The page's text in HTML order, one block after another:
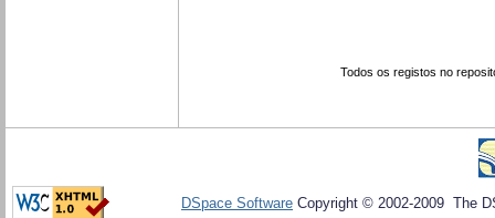
Todos os registos no
DSpace Software Copyright © 2002-2009 The